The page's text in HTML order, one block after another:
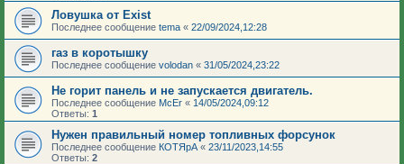
Ловушка от Exist
Последнее сообщение tema « 22/09/2024,12:28
газ в коротышку
Последнее сообщение volodan « 31/05/2024,23:22
Не горит панель и не запускается двигатель.
Последнее сообщение McEr « 14/05/2024,09:12
Ответы: 1
Нужен правильный номер топливных форсунок
Последнее сообщение КОТЯрА « 23/11/2023,14:55
Ответы: 2